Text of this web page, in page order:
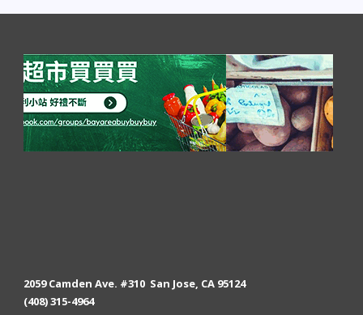
2059 Camden Ave. #310 San Jose, CA 95124
(408) 315-4964